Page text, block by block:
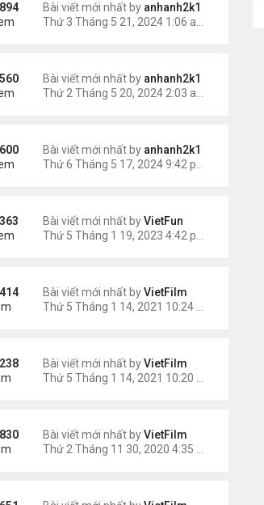
Bài viết mới nhất by anhanh2k1
Bài viết mới nhất by anhanh2k1
Bài viết mới nhất by anhanh2k1
Bài viết mới nhất byVietFun
Bài viết mới nhất byVietFilm
Bài viết mới nhất byVietFilm
Bài viết mới nhất byVietFilm